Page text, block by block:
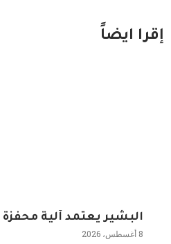
إقرا ايضاً
البشير يعتمد آلية
8 أغسطس، 2026